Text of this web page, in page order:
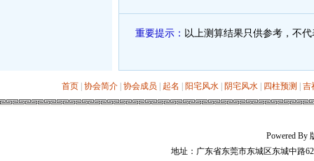
重要提示： 以上测算结果只供参考，不
首页 协会简介 协会成员 起名 阳宅风水 阴宅风水 四柱预测 吉
Powered By
地址：广东省东莞市东城区东城中路